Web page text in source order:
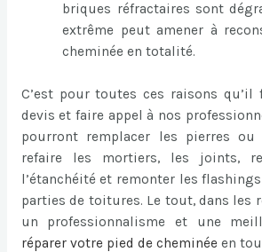
briques réfractaires sont
extrême peut amener à
cheminée en totalité.
C’est pour toutes ces raisons qu’il
devis et faire appel à nos
pourront remplacer les pierres ou
refaire les mortiers, les joints,
l’étanchéité et remonter les
parties de toitures. Le tout, dans les
un professionnalisme et une
réparer votre pied de cheminéeen